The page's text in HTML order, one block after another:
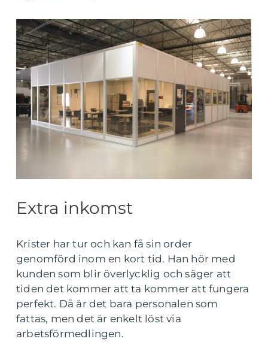
Extra inkomst
Krister har tur och kan få sin order
genomförd inom en kort tid. Han hör med
kunden som blir överlycklig och säger att
tiden det kommer att ta kommer att fungera
perfekt. Då är det bara personalen som
fattas, men det är enkelt löst via
arbetsförmedlingen.